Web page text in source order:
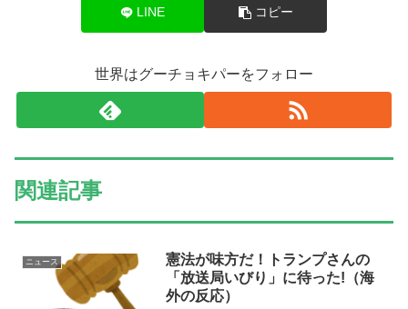
LINE コピー
世界はグーチョキパーをフォロー
関連記事
ニュース
憲法が味方だ！トランプさんの
「放送局いびり」に待った!（海
外の反応）